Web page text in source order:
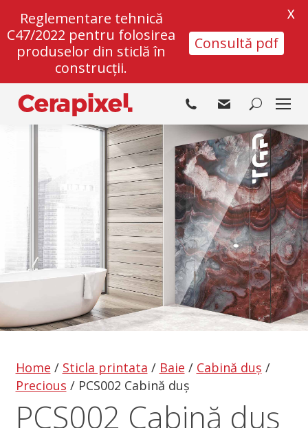
Search:
Home / Sticla printata / Baie / Cabină duș /
Precious / PCS002 Cabină duș
PCS002 Cabină duș
Reglementare tehnică
C47/2022 pentru folosirea
produselor din sticlă în
construcții.
Consultă pdf
X